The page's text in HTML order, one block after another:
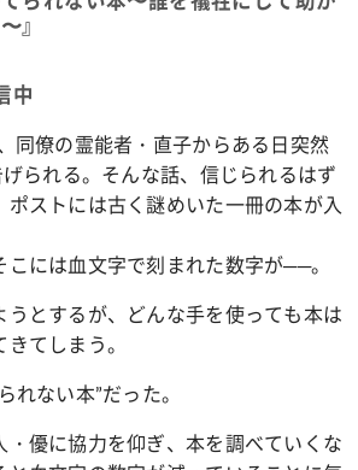
』
中
同僚の霊能者・直子からある日突然
られる。 そんな話、信じられるはず
ポストには古く謎めいた一冊の本が入
には血文字で刻まれた数字が──。
うとするが、どんな手を使っても本は
てしまう。
れない本”だった。
・優に協力を仰ぎ、本を調べていくな